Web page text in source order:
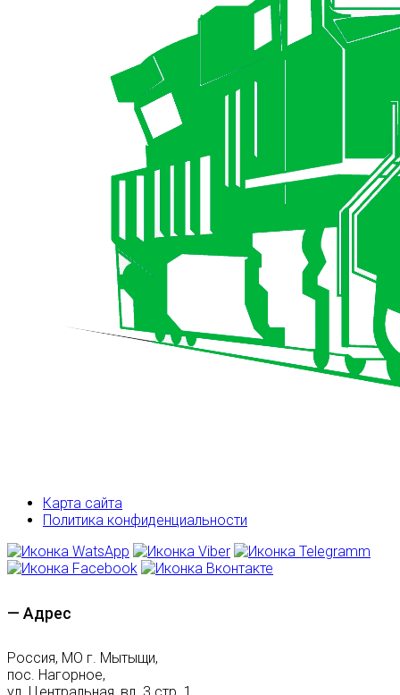
Карта сайта
Политика конфиденциальности
— Адрес
Россия, МО г. Мытыщи,
пос. Нагорное,
ул. Центральная, вл. 3 стр. 1.